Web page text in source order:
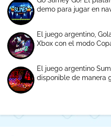
demo para jugar en
El juego argentino,
Xbox con el modo
El juego argentino
disponible de manera